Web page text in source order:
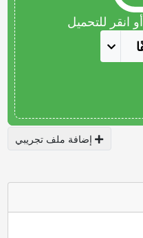
انقر للتحميل
إضافة ملف تجريبي